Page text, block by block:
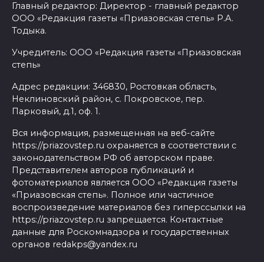
Главный редактор: Директор - главный редактор
ООО «Редакция газеты «Приазовская степь» Р.А.
Тодыка.
Учредитель: ООО «Редакция газеты «Приазовская
степь»
Адрес редакции: 346830, Ростовкая область,
Неклиновский район, с. Покровское, пер.
Парковый, д.1, оф. 1.
Вся информация, размещенная на веб-сайте
https://priazovstep.ru охраняется в соответствии с
законодательством РФ об авторском праве.
Представителем авторов публикаций и
фотоматериалов является ООО «Редакция газеты
«Приазовская степь». Полное или частичное
воспроизведение материалов без гиперссылки на
https://priazovstep.ru запрещается. Контактные
данные для Роскомнадзора и государственных
органов redakps@yandex.ru